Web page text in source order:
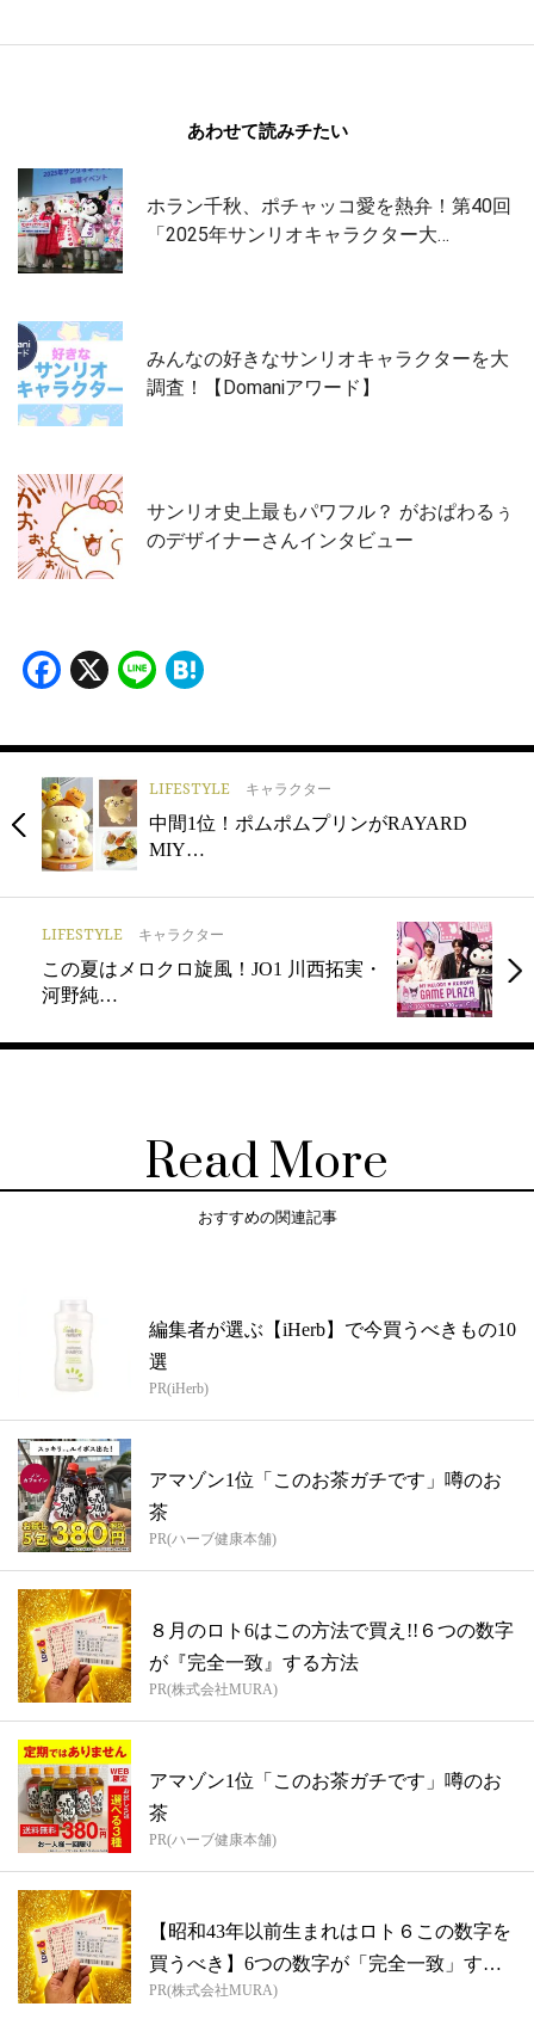
あわせて読みチたい
ホラン千秋、ポチャッコ愛を熱弁！第40回
「2025年サンリオキャラクター大…
みんなの好きなサンリオキャラクターを大
調査！【Domaniアワード】
サンリオ史上最もパワフル？ がおぱわるぅ
のデザイナーさんインタビュー
Facebook
X Line
LIFESTYLE キャラクター
中間1位！ポムポムプリンがRAYARD
MIY…
LIFESTYLE キャラクター
この夏はメロクロ旋風！JO1 川西拓実・
河野純…
Read More
おすすめの関連記事
編集者が選ぶ【iHerb】で今買うべきもの10
選
PR(iHerb)
アマゾン1位「このお茶ガチです」噂のお
茶
PR(ハーブ健康本舗)
８月のロト6はこの方法で買え!!６つの数字
が『完全一致』する方法
PR(株式会社MURA)
アマゾン1位「このお茶ガチです」噂のお
茶
PR(ハーブ健康本舗)
【昭和43年以前生まれはロト６この数字を
買うべき】6つの数字が「完全一致」する
方...
PR(株式会社MURA)